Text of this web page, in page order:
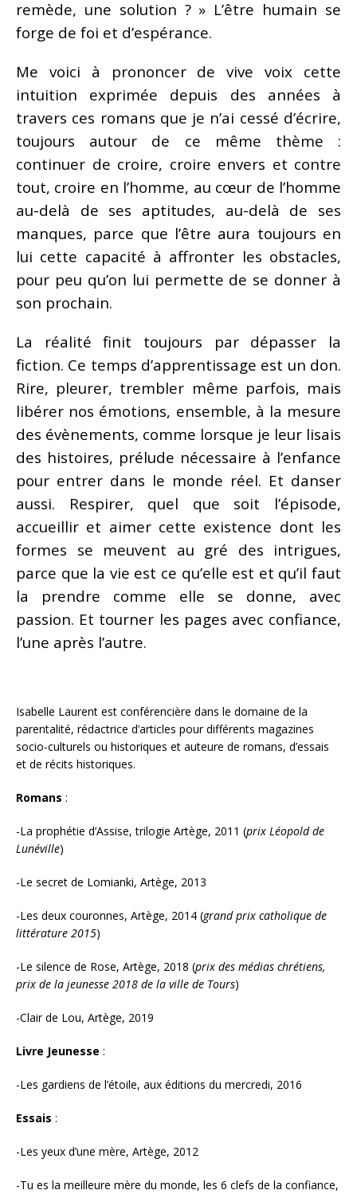
remède, une solution ? » L’être humain se
forge de foi et d’espérance.
Me voici à prononcer de vive voix cette
intuition exprimée depuis des années à
travers ces romans que je n’ai cessé d’écrire,
toujours autour de ce même thème :
continuer de croire, croire envers et contre
tout, croire en l’homme, au cœur de l’homme
au-delà de ses aptitudes, au-delà de ses
manques, parce que l’être aura toujours en
lui cette capacité à affronter les obstacles,
pour peu qu’on lui permette de se donner à
son prochain.
La réalité finit toujours par dépasser la
fiction. Ce temps d’apprentissage est un don.
Rire, pleurer, trembler même parfois, mais
libérer nos émotions, ensemble, à la mesure
des évènements, comme lorsque je leur lisais
des histoires, prélude nécessaire à l’enfance
pour entrer dans le monde réel. Et danser
aussi. Respirer, quel que soit l’épisode,
accueillir et aimer cette existence dont les
formes se meuvent au gré des intrigues,
parce que la vie est ce qu’elle est et qu’il faut
la prendre comme elle se donne, avec
passion. Et tourner les pages avec confiance,
l’une après l’autre.
Isabelle Laurent est conférencière dans le domaine de la
parentalité, rédactrice d’articles pour différents magazines
socio-culturels ou historiques et auteure de romans, d’essais
et de récits historiques.
Romans :
-La prophétie d’Assise, trilogie Artège, 2011 (prix Léopold de
Lunéville)
-Le secret de Lomianki, Artège, 2013
-Les deux couronnes, Artège, 2014 (grand prix catholique de
littérature 2015)
-Le silence de Rose, Artège, 2018 (prix des médias chrétiens,
prix de la jeunesse 2018 de la ville de Tours)
-Clair de Lou, Artège, 2019
Livre Jeunesse :
-Les gardiens de l’étoile, aux éditions du mercredi, 2016
Essais :
-Les yeux d’une mère, Artège, 2012
-Tu es la meilleure mère du monde, les 6 clefs de la confiance,